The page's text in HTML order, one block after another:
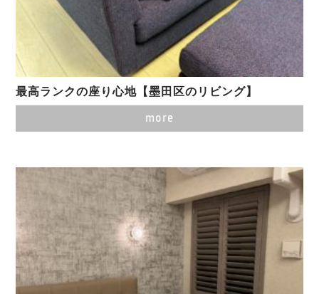
最高ランクの座り心地【墨田区のリビング】
more